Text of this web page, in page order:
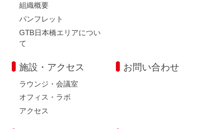
組織概要
パンフレット
GTB日本橋エリアについ
て
施設・アクセス
ラウンジ・会議室
オフィス・ラボ
アクセス
お問い合わせ